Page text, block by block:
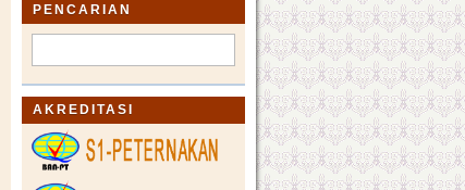
PENCARIAN
AKREDITASI